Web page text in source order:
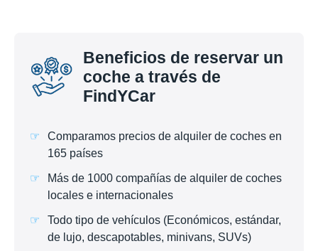
Beneficios de reservar un
coche a través de
FindYCar
Comparamos precios de alquiler de coches en
165 países
Más de 1000 compañías de alquiler de coches
locales e internacionales
Todo tipo de vehículos (Económicos, estándar,
de lujo, descapotables, minivans, SUVs)